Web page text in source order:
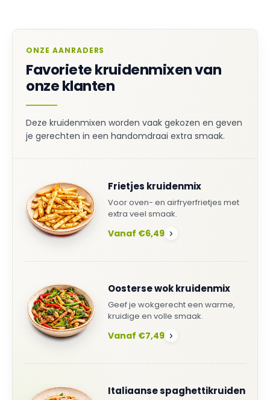
ONZE AANRADERS
Favoriete kruidenmixen van
onze klanten
Deze kruidenmixen worden vaak gekozen en geven
je gerechten in een handomdraai extra smaak.
Frietjes kruidenmix
Voor oven- en airfryerfrietjes met
extra veel smaak.
Vanaf €6,49 ›
Oosterse wok kruidenmix
Geef je wokgerecht een warme,
kruidige en volle smaak.
Vanaf €7,49 ›
Italiaanse spaghettikruiden